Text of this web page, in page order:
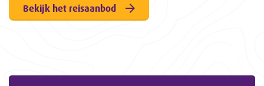
Bekijk het reisaanbod